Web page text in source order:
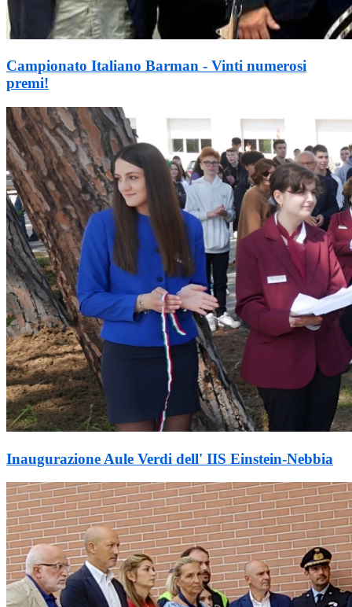
Campionato Italiano Barman - Vinti numerosi
premi!
Inaugurazione Aule Verdi dell' IIS Einstein-Nebbia